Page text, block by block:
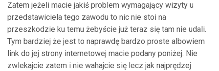
Zatem jeżeli macie jakiś problem wymagający wizyty u
przedstawiciela tego zawodu to nic nie stoi na
przeszkodzie ku temu żebyście już teraz się tam nie udali.
Tym bardziej że jest to naprawdę bardzo proste albowiem
link do jej strony internetowej macie podany poniżej. Nie
zwlekajcie zatem i nie wahajcie się lecz jak najprędzej